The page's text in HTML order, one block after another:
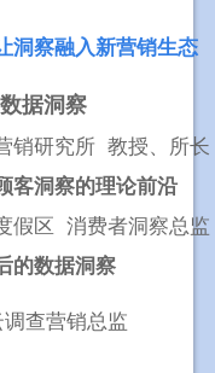
洞察融入新营销生态
代的数据洞察
销研究所 教授、所长
客洞察的理论前沿
假区 消费者洞察总监
的数据洞察
查营销总监